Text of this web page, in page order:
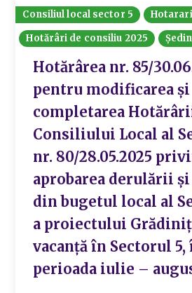
Consiliul local sector 5
Hotărâri de consiliu 2025
Hotărârea nr. 85/
pentru modificarea și
completarea
Consiliului Local al
nr. 80/28.05.2025
aprobarea derulării
din bugetul local al
a proiectului
vacanță în Sectorul 5,
perioada iulie –